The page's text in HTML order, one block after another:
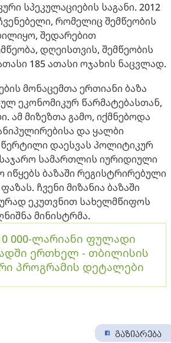
სპეკულაციების საგანი. 2012
რომელიც შემწეობის
შედარებით
დღეისთვის, შემწეობის
185 ათასი ოჯახის ნაცვლად.
მონაცემთა ერთიანი ბაზა
ეკონომიკურ წარმატებასთან,
მიზეზთა გამო, იქმნებოდა
და ყალბი
დაესვას პოლიტიკურ
საჯარო სამართლის იურიდიული
ბაზაში რეგისტრირებული
ჩვენი მიზანია ბაზაში
ეკუთვნით სახელმწიფოს
მინისტრმა.
000-ლარიანი ფულადი
ერთხელ - თბილისის
პროგრამის დეტალები
გაზიარება